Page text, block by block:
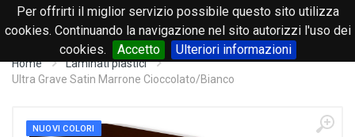
Per offrirti il miglior servizio possibile questo sito utilizza
cookies. Continuando la navigazione nel sito autorizzi l'uso dei
cookies.
Accetto Ulteriori informazioni
0
Home
Laminati plastici
Ultra Grave Satin Marrone Cioccolato/Bianco
NUOVI COLORI